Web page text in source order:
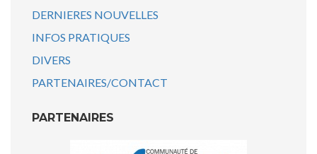
DERNIERES NOUVELLES
INFOS PRATIQUES
DIVERS
PARTENAIRES/CONTACT
PARTENAIRES